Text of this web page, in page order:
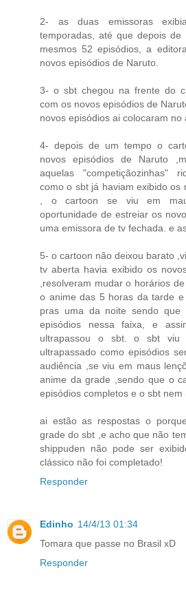
2- as duas emissoras
temporadas, até que depois
mesmos 52 episódios, a
novos episódios de Naruto.
3- o sbt chegou na frente do
com os novos episódios de
novos episódios ai colocaram no
4- depois de um tempo o
novos episódios de Naruto
aquelas "competiçãozinhas"
como o sbt já haviam exibido os
, o cartoon se viu em
oportunidade de estreiar os
uma emissora de tv fechada. e
5- o cartoon não deixou barato
tv aberta havia exibido os
,resolveram mudar o horários
o anime das 5 horas da tarde
pras uma da noite sendo
episódios nessa faixa, e
ultrapassou o sbt. o sbt
ultrapassado como episódios
audiência ,se viu em maus
anime da grade ,sendo que o
episódios completos e o sbt nem
ai estão as respostas o
grade do sbt ,e acho que não
shippuden não pode ser
clássico não foi completado!
Responder
Edinho 14/4/13 01:34
Tomara que passe no Brasil xD
Responder